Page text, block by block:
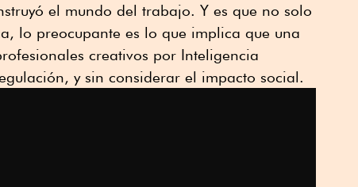
el mundo del trabajo. Y es que no solo
lo preocupante es lo que implica que una
creativos por Inteligencia
y sin considerar el impacto social.